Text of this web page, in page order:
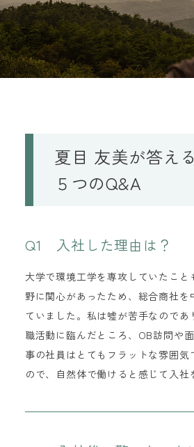
夏目 友美が答える
５つのQ&A
Q1 入社した理由は？
大学で環境工学を専攻していたこと
野に関心があったため、総合商社を
ていました。私は嘘が苦手なので
職活動に臨んだところ、OB訪問や
事の社員はとてもフラットな雰囲気
ので、自然体で働けると感じて入社